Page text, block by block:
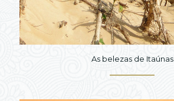
As belezas de Itaúnas